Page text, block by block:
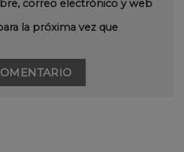
correo electrónico y web
la próxima vez que